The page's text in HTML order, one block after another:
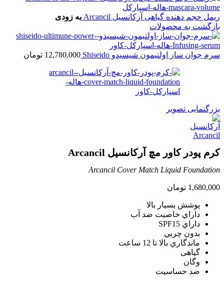
ریمل حجم دهنده گیاهی آرکانسیل Arcancil
به زودی
بازگشت به محصولات
سرم جوان ساز اولتیمون شیسیدو Shiseido 12,780,000 تومان
بزرگنمایی تصویر
کرم پودر کاور مچ آرکانسیل Arcancil
Arcancil Cover Match Liquid Foundation
1,680,000 تومان
پوشش بسيار بالا
داراي خاصيت ضد آب
داراي SPF15
بدون چربي
ماندگاري بالا تا 12 ساعت
گیاهی
وگان
ضد حساسيت